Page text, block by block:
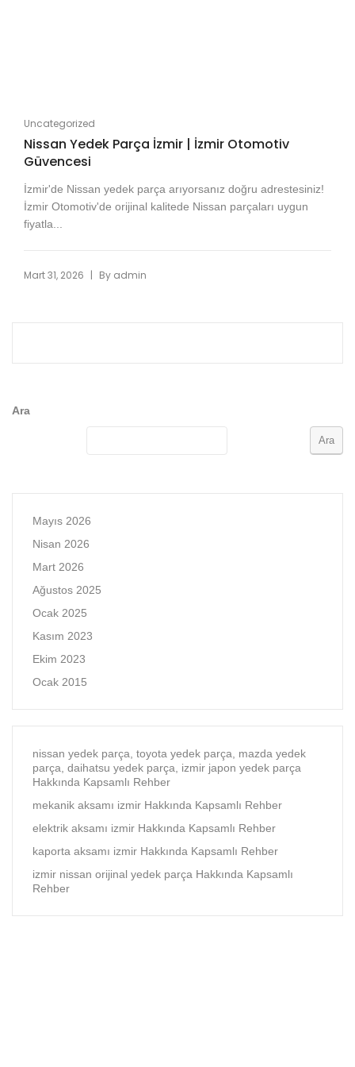
Uncategorized
Nissan Yedek Parça İzmir | İzmir Otomotiv
Güvencesi
İzmir'de Nissan yedek parça arıyorsanız doğru adrestesiniz!
İzmir Otomotiv'de orijinal kalitede Nissan parçaları uygun
fiyatla...
Mart 31, 2026 | By admin
Ara
Ara
Mayıs 2026
Nisan 2026
Mart 2026
Ağustos 2025
Ocak 2025
Kasım 2023
Ekim 2023
Ocak 2015
nissan yedek parça, toyota yedek parça, mazda yedek
parça, daihatsu yedek parça, izmir japon yedek parça
Hakkında Kapsamlı Rehber
mekanik aksamı izmir Hakkında Kapsamlı Rehber
elektrik aksamı izmir Hakkında Kapsamlı Rehber
kaporta aksamı izmir Hakkında Kapsamlı Rehber
izmir nissan orijinal yedek parça Hakkında Kapsamlı
Rehber